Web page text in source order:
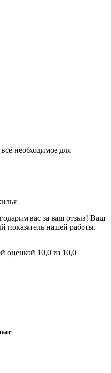
необходимое для
вас за ваш отзыв! Ваш
показатель нашей работы.
оценкой 10,0 из 10,0